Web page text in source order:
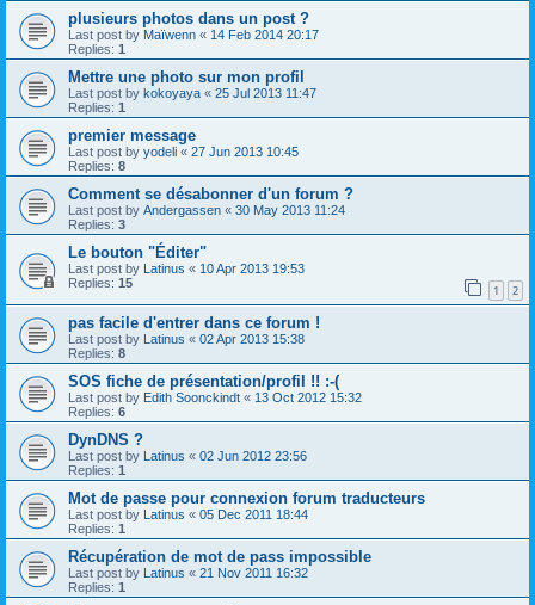
plusieurs photos dans un post ?
Last post by Maïwenn « 14 Feb 2014 20:17
Replies: 1
Mettre une photo sur mon profil
Last post by kokoyaya « 25 Jul 2013 11:47
Replies: 1
premier message
Last post by yodeli « 27 Jun 2013 10:45
Replies: 8
Comment se désabonner d'un forum ?
Last post by Andergassen « 30 May 2013 11:24
Replies: 3
Le bouton "Éditer"
Last post by Latinus « 10 Apr 2013 19:53
Replies: 15 1 2
pas facile d'entrer dans ce forum !
Last post by Latinus « 02 Apr 2013 15:38
Replies: 8
SOS fiche de présentation/profil !! :-(
Last post by Edith Soonckindt « 13 Oct 2012 15:32
Replies: 6
DynDNS ?
Last post by Latinus « 02 Jun 2012 23:56
Replies: 1
Mot de passe pour connexion forum traducteurs
Last post by Latinus « 05 Dec 2011 18:44
Replies: 1
Récupération de mot de pass impossible
Last post by Latinus « 21 Nov 2011 16:32
Replies: 1